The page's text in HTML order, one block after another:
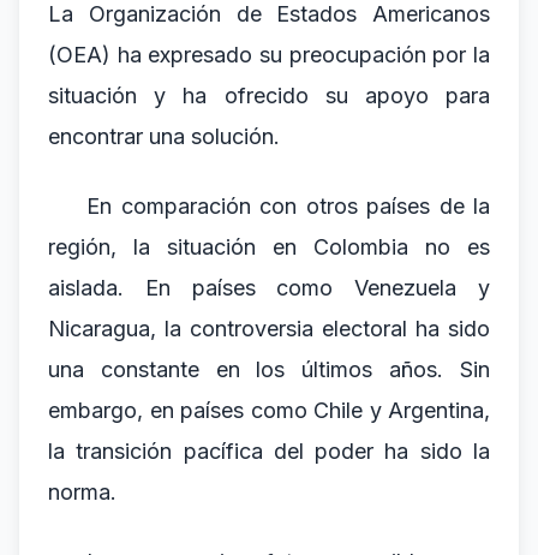
La Organización de Estados Americanos
(OEA) ha expresado su preocupación por la
situación y ha ofrecido su apoyo para
encontrar una solución.
En comparación con otros países de la
región, la situación en Colombia no es
aislada. En países como Venezuela y
Nicaragua, la controversia electoral ha sido
una constante en los últimos años. Sin
embargo, en países como Chile y Argentina,
la transición pacífica del poder ha sido la
norma.